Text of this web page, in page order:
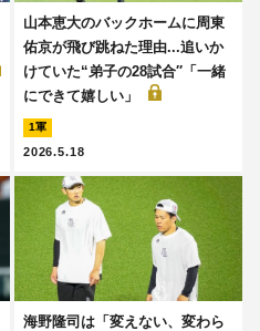
山本恵大のバックホームに周東
佑京が飛び跳ねた理由...追いか
けていた“弟子の28試合′′「一緒
にできて嬉しい」
1軍
2026.5.18
海野隆司は「変えない、変わら